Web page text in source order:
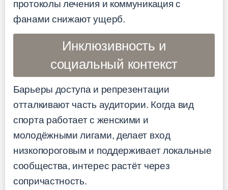
протоколы лечения и коммуникация с
фанами снижают ущерб.
Инклюзивность и
социальный контекст
Барьеры доступа и репрезентации
отталкивают часть аудитории. Когда вид
спорта работает с женскими и
молодёжными лигами, делает вход
низкопороговым и поддерживает локальные
сообщества, интерес растёт через
сопричастность.